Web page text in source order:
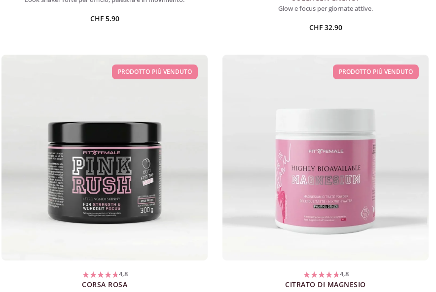
CHF5.90
Glow e focus per giornate attive.
CHF32.90
PRODOTTO PIÙ VENDUTO
4,8
CORSA ROSA
PRODOTTO PIÙ VENDUTO
4,8
CITRATO DI MAGNESIO